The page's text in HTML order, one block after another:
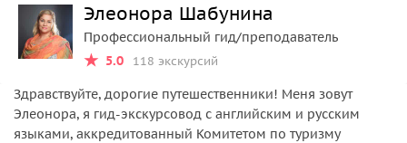
Элеонора Шабунина
Профессиональный гид/преподаватель
5.0
118 экскурсий
Здравствуйте, дорогие путешественники! Меня зовут
Элеонора, я гид-экскурсовод с английским и русским
языками, аккредитованный Комитетом по туризму